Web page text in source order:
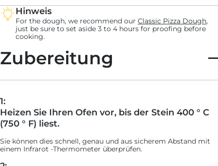
Hinweis
For the dough, we recommend our Classic Pizza Dough,
just be sure to set aside 3 to 4 hours for proofing before
cooking.
Zubereitung
1:
Heizen Sie Ihren Ofen vor, bis der Stein 400 ° C
(750 ° F) liest.
Sie können dies schnell, genau und aus sicherem Abstand mit
einem Infrarot -Thermometer überprüfen.